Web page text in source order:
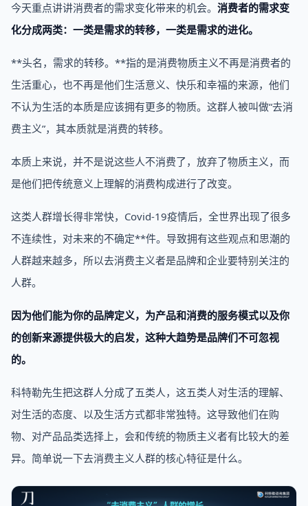
今天重点讲讲消费者的需求变化带来的机会。 消费者的需求变
化分成两类：一类是需求的转移，一类是需求的进化。
**头名，需求的转移。**指的是消费物质主义不再是消费者的
生活重心，也不再是他们生活意义、快乐和幸福的来源，他们
不认为生活的本质是应该拥有更多的物质。这群人被叫做“去消
费主义”，其本质就是消费的转移。
本质上来说，并不是说这些人不消费了，放弃了物质主义，而
是他们把传统意义上理解的消费构成进行了改变。
这类人群增长得非常快，Covid-19疫情后，全世界出现了很多
不连续性，对未来的不确定**件。导致拥有这些观点和思潮的
人群越来越多，所以去消费主义者是品牌和企业要特别关注的
人群。
因为他们能为你的品牌定义，为产品和消费的服务模式以及你
的创新来源提供极大的启发，这种大趋势是品牌们不可忽视
的。
科特勒先生把这群人分成了五类人，这五类人对生活的理解、
对生活的态度、以及生活方式都非常独特。这导致他们在购
物、对产品品类选择上，会和传统的物质主义者有比较大的差
异。简单说一下去消费主义人群的核心特征是什么。